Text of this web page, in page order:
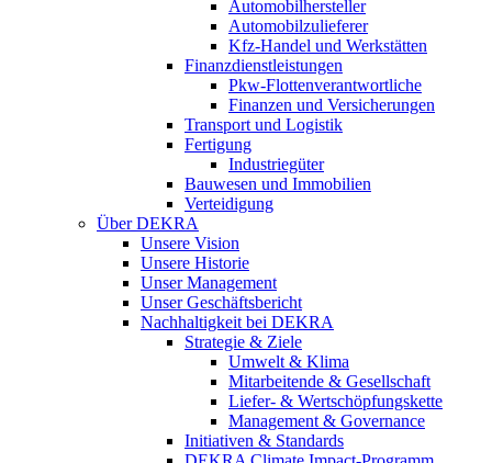
Automobilhersteller
Automobilzulieferer
Kfz-Handel und Werkstätten
Finanzdienstleistungen
Pkw‑Flottenverantwortliche
Finanzen und Versicherungen
Transport und Logistik
Fertigung
Industriegüter
Bauwesen und Immobilien
Verteidigung
Über DEKRA
Unsere Vision
Unsere Historie
Unser Management
Unser Geschäftsbericht
Nachhaltigkeit bei DEKRA
Strategie & Ziele
Umwelt & Klima
Mitarbeitende & Gesellschaft
Liefer- & Wertschöpfungskette
Management & Governance
Initiativen & Standards